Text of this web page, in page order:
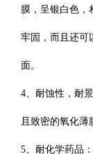
膜，呈银白色，
牢固，而且还可
面。
4、耐蚀性，耐
且致密的氧化薄
5、耐化学药品